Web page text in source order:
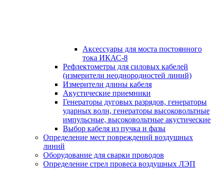
Аксессуары для моста постоянного
тока ИКАС-8
Рефлектометры для силовых кабелей
(измерители неоднородностей линий)
Измерители длины кабеля
Акустические приемники
Генераторы дуговых разрядов, генераторы
ударных волн, генераторы высоковольтные
импульсные, высоковольтные акустические
Выбор кабеля из пучка и фазы
Определение мест повреждений воздушных
линий
Оборудование для сварки проводов
Определение стрел провеса воздушных ЛЭП